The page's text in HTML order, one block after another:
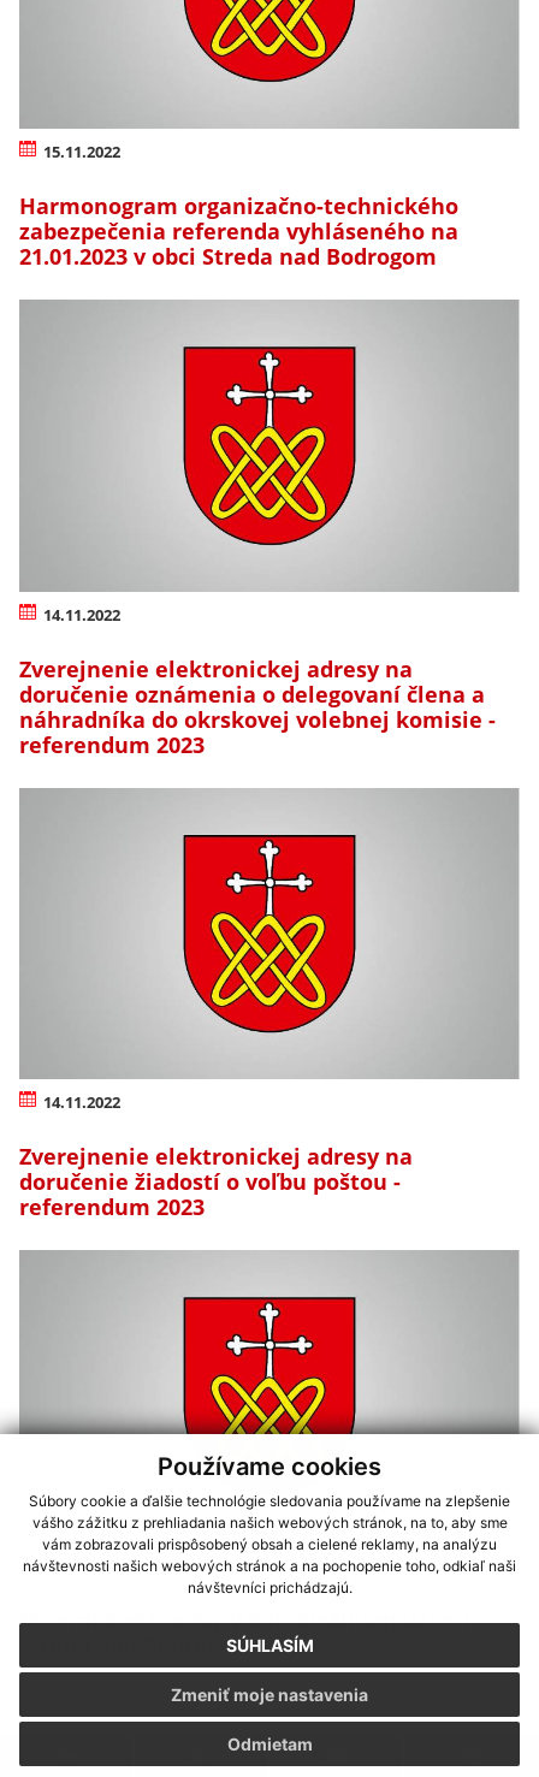
Používame cookies
Súbory cookie a ďalšie technológie sledovania používame na zlepšenie
vášho zážitku z prehliadania našich webových stránok, na to, aby sme
vám zobrazovali prispôsobený obsah a cielené reklamy, na analýzu
návštevnosti našich webových stránok a na pochopenie toho, odkiaľ naši
návštevníci prichádzajú.
SÚHLASÍM
Odmietam
Zmeniť moje nastavenia
15.11.2022
Harmonogram organizačno-technického
zabezpečenia referenda vyhláseného na
21.01.2023 v obci Streda nad Bodrogom
14.11.2022
Zverejnenie elektronickej adresy na
doručenie oznámenia o delegovaní člena a
náhradníka do okrskovej volebnej komisie -
referendum 2023
14.11.2022
Zverejnenie elektronickej adresy na
doručenie žiadostí o voľbu poštou -
referendum 2023
14.11.2022
Pozemkové úpravy v katastrálnom území
Streda nad Bodrogom